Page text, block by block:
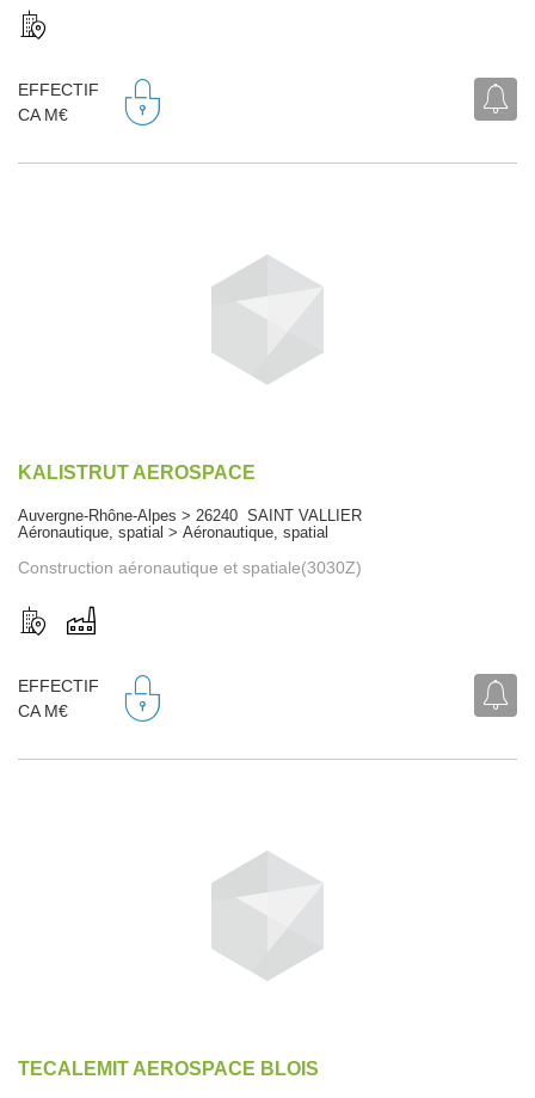
EFFECTIF
CA M€
KALISTRUT AEROSPACE
Auvergne-Rhône-Alpes > 26240 SAINT VALLIER
Aéronautique, spatial > Aéronautique, spatial
Construction aéronautique et spatiale(3030Z)
EFFECTIF
CA M€
TECALEMIT AEROSPACE BLOIS